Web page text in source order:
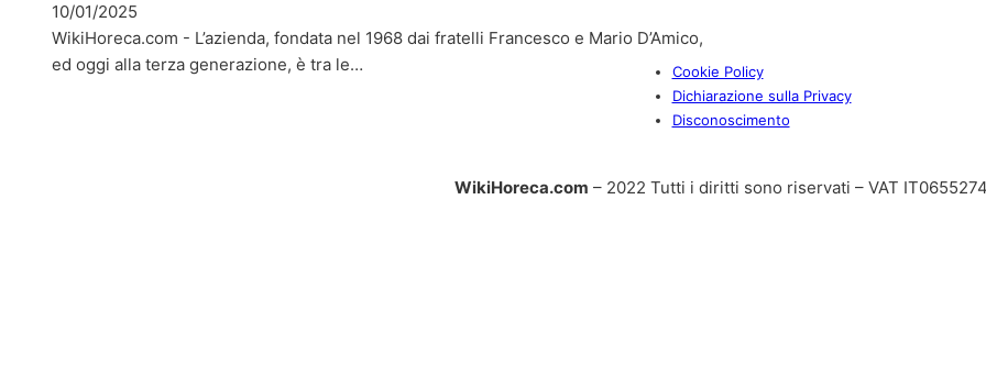
10/01/2025
WikiHoreca.com - L’azienda, fondata nel 1968 dai fratelli Francesco e Mario D’Amico,
ed oggi alla terza generazione, è tra le…
Cookie Policy
Dichiarazione sulla Privacy
Disconoscimento
WikiHoreca.com – 2022 Tutti i diritti sono riservati – VAT